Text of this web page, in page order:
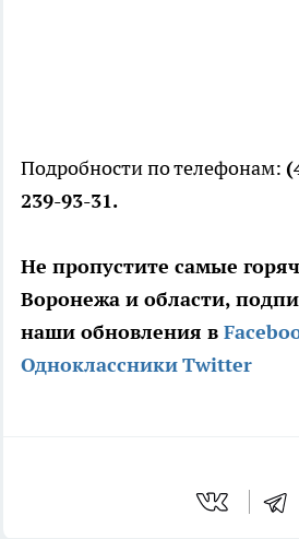
Подробности по телефонам:
239-93-31.
Не пропустите самые
Воронежа и области,
наши обновления в
ОдноклассникиTwitter